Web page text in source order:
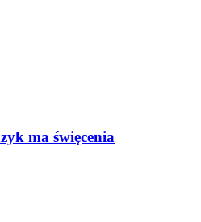
ma święcenia